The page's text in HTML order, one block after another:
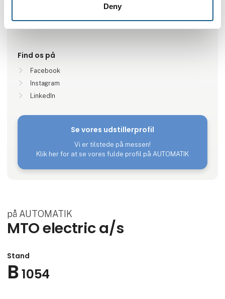
Deny
Find os på
Facebook
Instagram
LinkedIn
Se vores udstillerprofil
Vi er tilstede på messen!
Klik her for at se vores fulde profil på AUTOMATIK
på AUTOMATIK
MTO electric a/s
Stand
B1054